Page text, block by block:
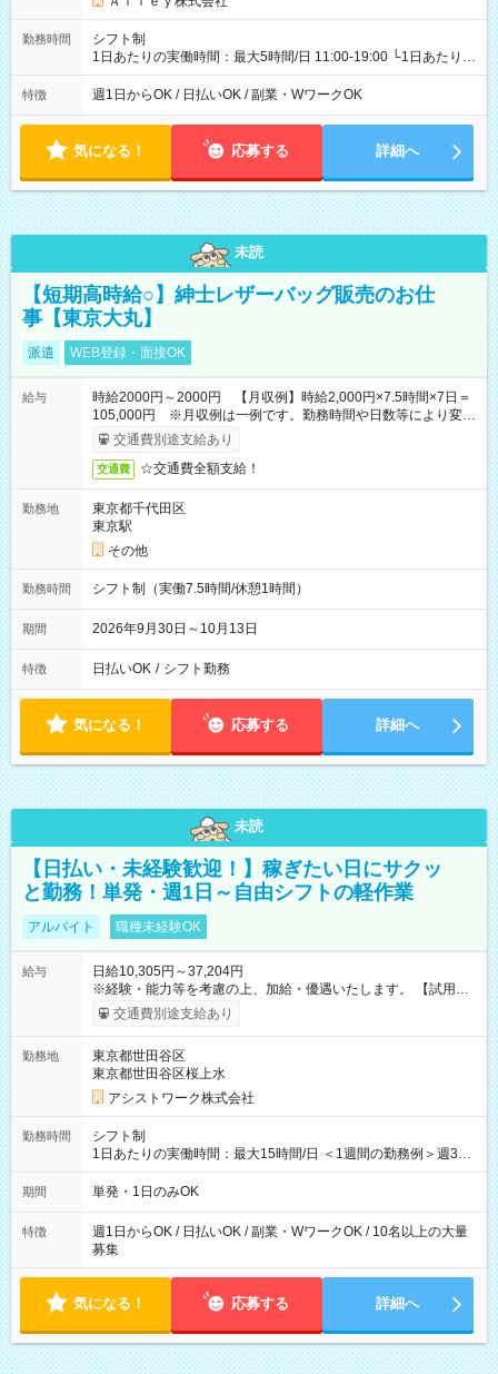
勤務時間
シフト制
1日あたりの実働時間：最大5時間/日 11:00-19:00 └1日あたりの
実働時間：1-5時間 └上記の時間帯内であれば、いつでも勤務可
能！ └平日・土曜日の中で、お好きな曜日でご勤務いただけま
18:00 などのように、自由な働き方が可能なお仕事です！
特徴 週1日からOK / 日払いOK / 副業・WワークOK
気になる！ 応募する 詳細へ
未読
【短期高時給○】紳士レザーバッグ販売のお仕
事【東京大丸】
派遣 WEB登録・面接OK
給与
時給2000円～2000円 【月収例】時給2,000円×7.5時間×7日＝
105,000円 ※月収例は一例です。勤務時間や日数等により変動
いたします。
交通費別途支給あり
交通費 ☆交通費全額支給！
勤務地
東京都千代田区
東京駅
その他
勤務時間 シフト制（実働7.5時間/休憩1時間）
期間 2026年9月30日～10月13日
特徴 日払いOK / シフト勤務
気になる！ 応募する 詳細へ
未読
【日払い・未経験歓迎！】稼ぎたい日にサクッ
と勤務！単発・週1日～自由シフトの軽作業
アルバイト 職種未経験OK
給与
日給10,305円～37,204円
※経験・能力等を考慮の上、加給・優遇いたします。 【試用期
間】試用期間なし
交通費別途支給あり
勤務地
東京都世田谷区
東京都世田谷区桜上水
アシストワーク株式会社
勤務時間
シフト制
1日あたりの実働時間：最大15時間/日 ＜1週間の勤務例＞週3回
勤務 勤務：月・水・金 休み：火・木・土・日 好きな時にお仕事
可能です！ ※1日あたりの最大実働時間は日勤、夜勤共に勤務し
期間 単発・1日のみOK
特徴
週1日からOK / 日払いOK / 副業・WワークOK / 10名以上の大量
募集
気になる！ 応募する 詳細へ